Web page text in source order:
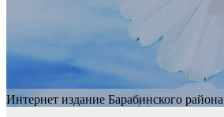
Интернет издание Барабинского района